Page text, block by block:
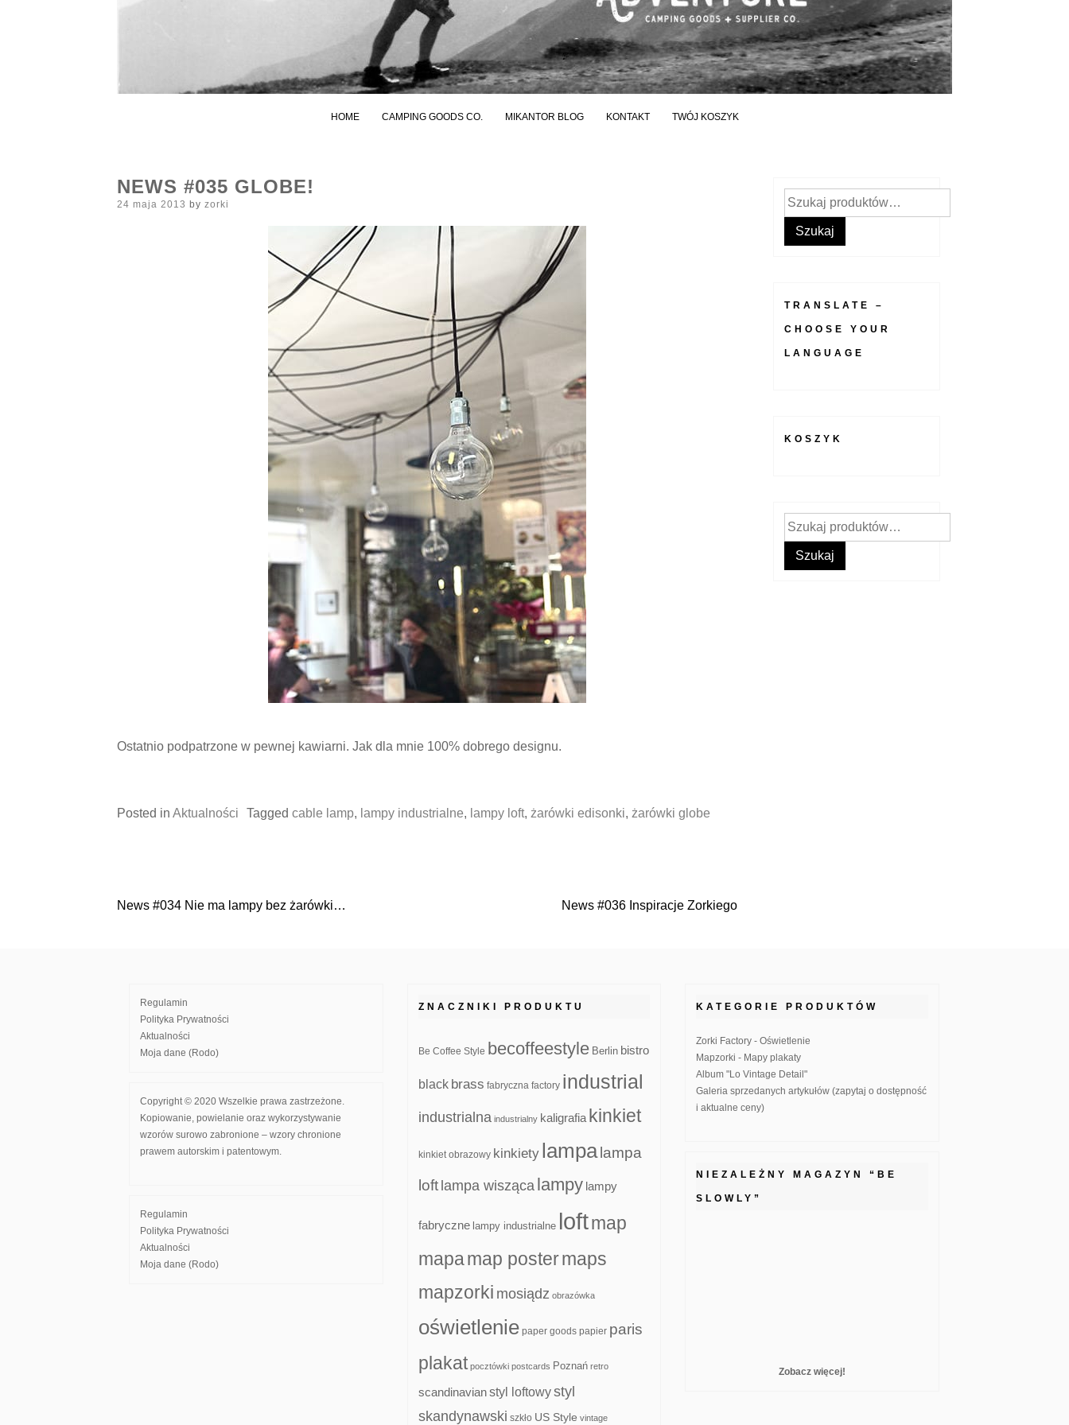
HOME CAMPING GOODS CO. MIKANTOR BLOG KONTAKT TWÓJ KOSZYK
NEWS #035 GLOBE!
Posted
24 maja 2013 by zorki
Ostatnio podpatrzone w pewnej kawiarni. Jak dla mnie 100% dobrego designu.
Posted in Aktualności Tagged cable lamp, lampy industrialne, lampy loft, żarówki edisonki, żarówki globe
Nawigacja
News #034 Nie ma lampy bez żarówki… News #036 Inspiracje Zorkiego
Szukaj:
Szukaj
TRANSLATE –
CHOOSE YOUR
LANGUAGE
KOSZYK
Szukaj:
Szukaj
Regulamin
Polityka Prywatności
Aktualności
Moja dane (Rodo)
Copyright © 2020 Wszelkie prawa zastrzeżone.
Kopiowanie, powielanie oraz wykorzystywanie
wzorów surowo zabronione – wzory chronione
prawem autorskim i patentowym.
Regulamin
Polityka Prywatności
Aktualności
Moja dane (Rodo)
ZNACZNIKI PRODUKTU
Be Coffee Style becoffeestyle Berlin bistro
black brass fabryczna factory industrial
industrialna industrialny kaligrafia kinkiet
kinkiet obrazowy kinkiety lampa lampa
loft lampa wisząca lampy lampy
fabryczne lampy industrialne loftmap
mapamap postermaps
mapzorki mosiądz obrazówka
oświetlenie paper goods papier paris
plakat pocztówki postcards Poznań retro
scandinavianstyl loftowystyl
skandynawski szkło US Style vintage
KATEGORIE PRODUKTÓW
Zorki Factory - Oświetlenie
Mapzorki - Mapy plakaty
Album "Lo Vintage Detail"
Galeria sprzedanych artykułów (zapytaj o dostępność
i aktualne ceny)
NIEZALEŻNY MAGAZYN “BE
SLOWLY”
Zobacz więcej!